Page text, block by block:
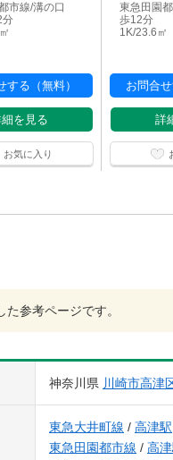
市線/溝の口
分
する（無料）
を見る
お気に入り
東急田園
歩12分
1K/23.6㎡
お問合せ
詳
参考ページです。
神奈川県 川崎市高津
東急大井町線 / 高津駅
東急田園都市線 / 高